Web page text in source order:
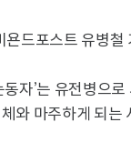
욘드포스트 유병철
동자’는 유전병으
와 마주하게 되는